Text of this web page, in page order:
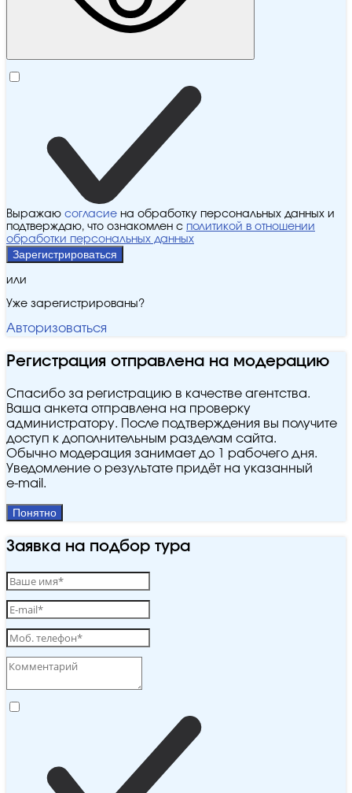
Выражаю согласие на обработку персональных данных и
подтверждаю, что ознакомлен с политикой в отношении
обработки персональных данных
Зарегистрироваться
или
Уже зарегистрированы?
Авторизоваться
Регистрация отправлена на модерацию
Спасибо за регистрацию в качестве агентства.
Ваша анкета отправлена на проверку
администратору. После подтверждения вы получите
доступ к дополнительным разделам сайта.
Обычно модерация занимает до 1 рабочего дня.
Уведомление о результате придёт на указанный
e‑mail.
Понятно
Заявка на подбор тура